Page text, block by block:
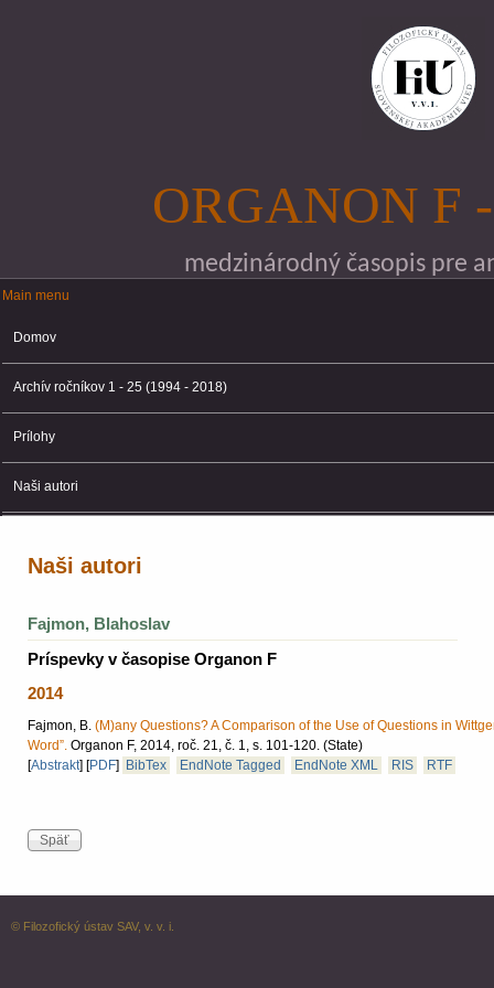
ORGANON F
medzinárodný časopis pre
Main menu
Main menu
Domov
Archív ročníkov 1 - 25 (1994 - 2018)
Prílohy
Naši autori
Naši autori
Fajmon, Blahoslav
Príspevky v časopise Organon F
2014
Fajmon, B. (M)any Questions? A Comparison of the Use of Questions in
Word”. Organon F, 2014, roč. 21, č. 1, s. 101-120. (State)
[Abstrakt] [PDF] BibTex EndNote Tagged EndNote XML RIS RTF
© Filozofický ústav SAV, v. v. i.